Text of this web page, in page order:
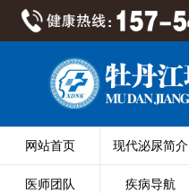
网站首页 现代泌尿简介
医师团队 疾病导航